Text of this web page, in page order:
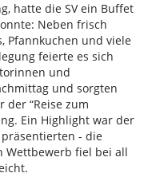
hatte die SV ein Buffet
Neben frisch
Pfannkuchen und viele
feierte es sich
und
und sorgten
der “Reise zum
Ein Highlight war der
- die
Wettbewerb fiel bei all